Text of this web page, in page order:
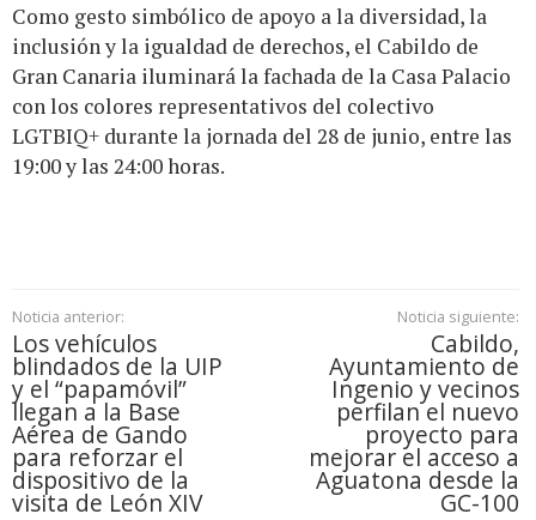
Como gesto simbólico de apoyo a la diversidad, la
inclusión y la igualdad de derechos, el Cabildo de
Gran Canaria iluminará la fachada de la Casa Palacio
con los colores representativos del colectivo
LGTBIQ+ durante la jornada del 28 de junio, entre las
19:00 y las 24:00 horas.
Noticia anterior:
Los vehículos
blindados de la UIP
y el “papamóvil”
llegan a la Base
Aérea de Gando
para reforzar el
dispositivo de la
visita de León XIV
Noticia siguiente:
Cabildo,
Ayuntamiento de
Ingenio y vecinos
perfilan el nuevo
proyecto para
mejorar el acceso a
Aguatona desde la
GC-100